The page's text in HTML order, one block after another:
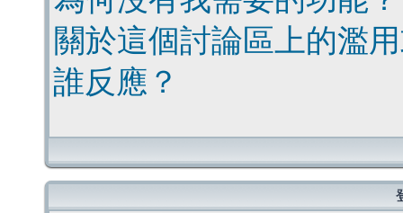
關於這個討論區上的濫
誰反應？